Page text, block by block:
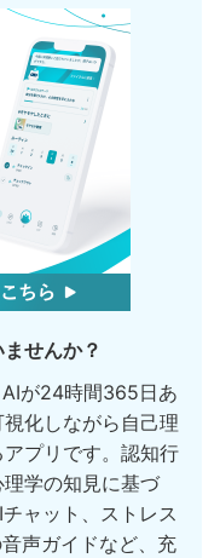
せんか？
が24時間365日あ
化しながら自己理
プリです。認知行
学の知見に基づ
ャット、ストレス
声ガイドなど、充